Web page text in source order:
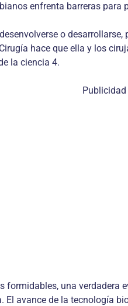
enfrenta barreras para
o
hace que ella y los
la ciencia 4.
Publicidad
una
avance de la tecnología